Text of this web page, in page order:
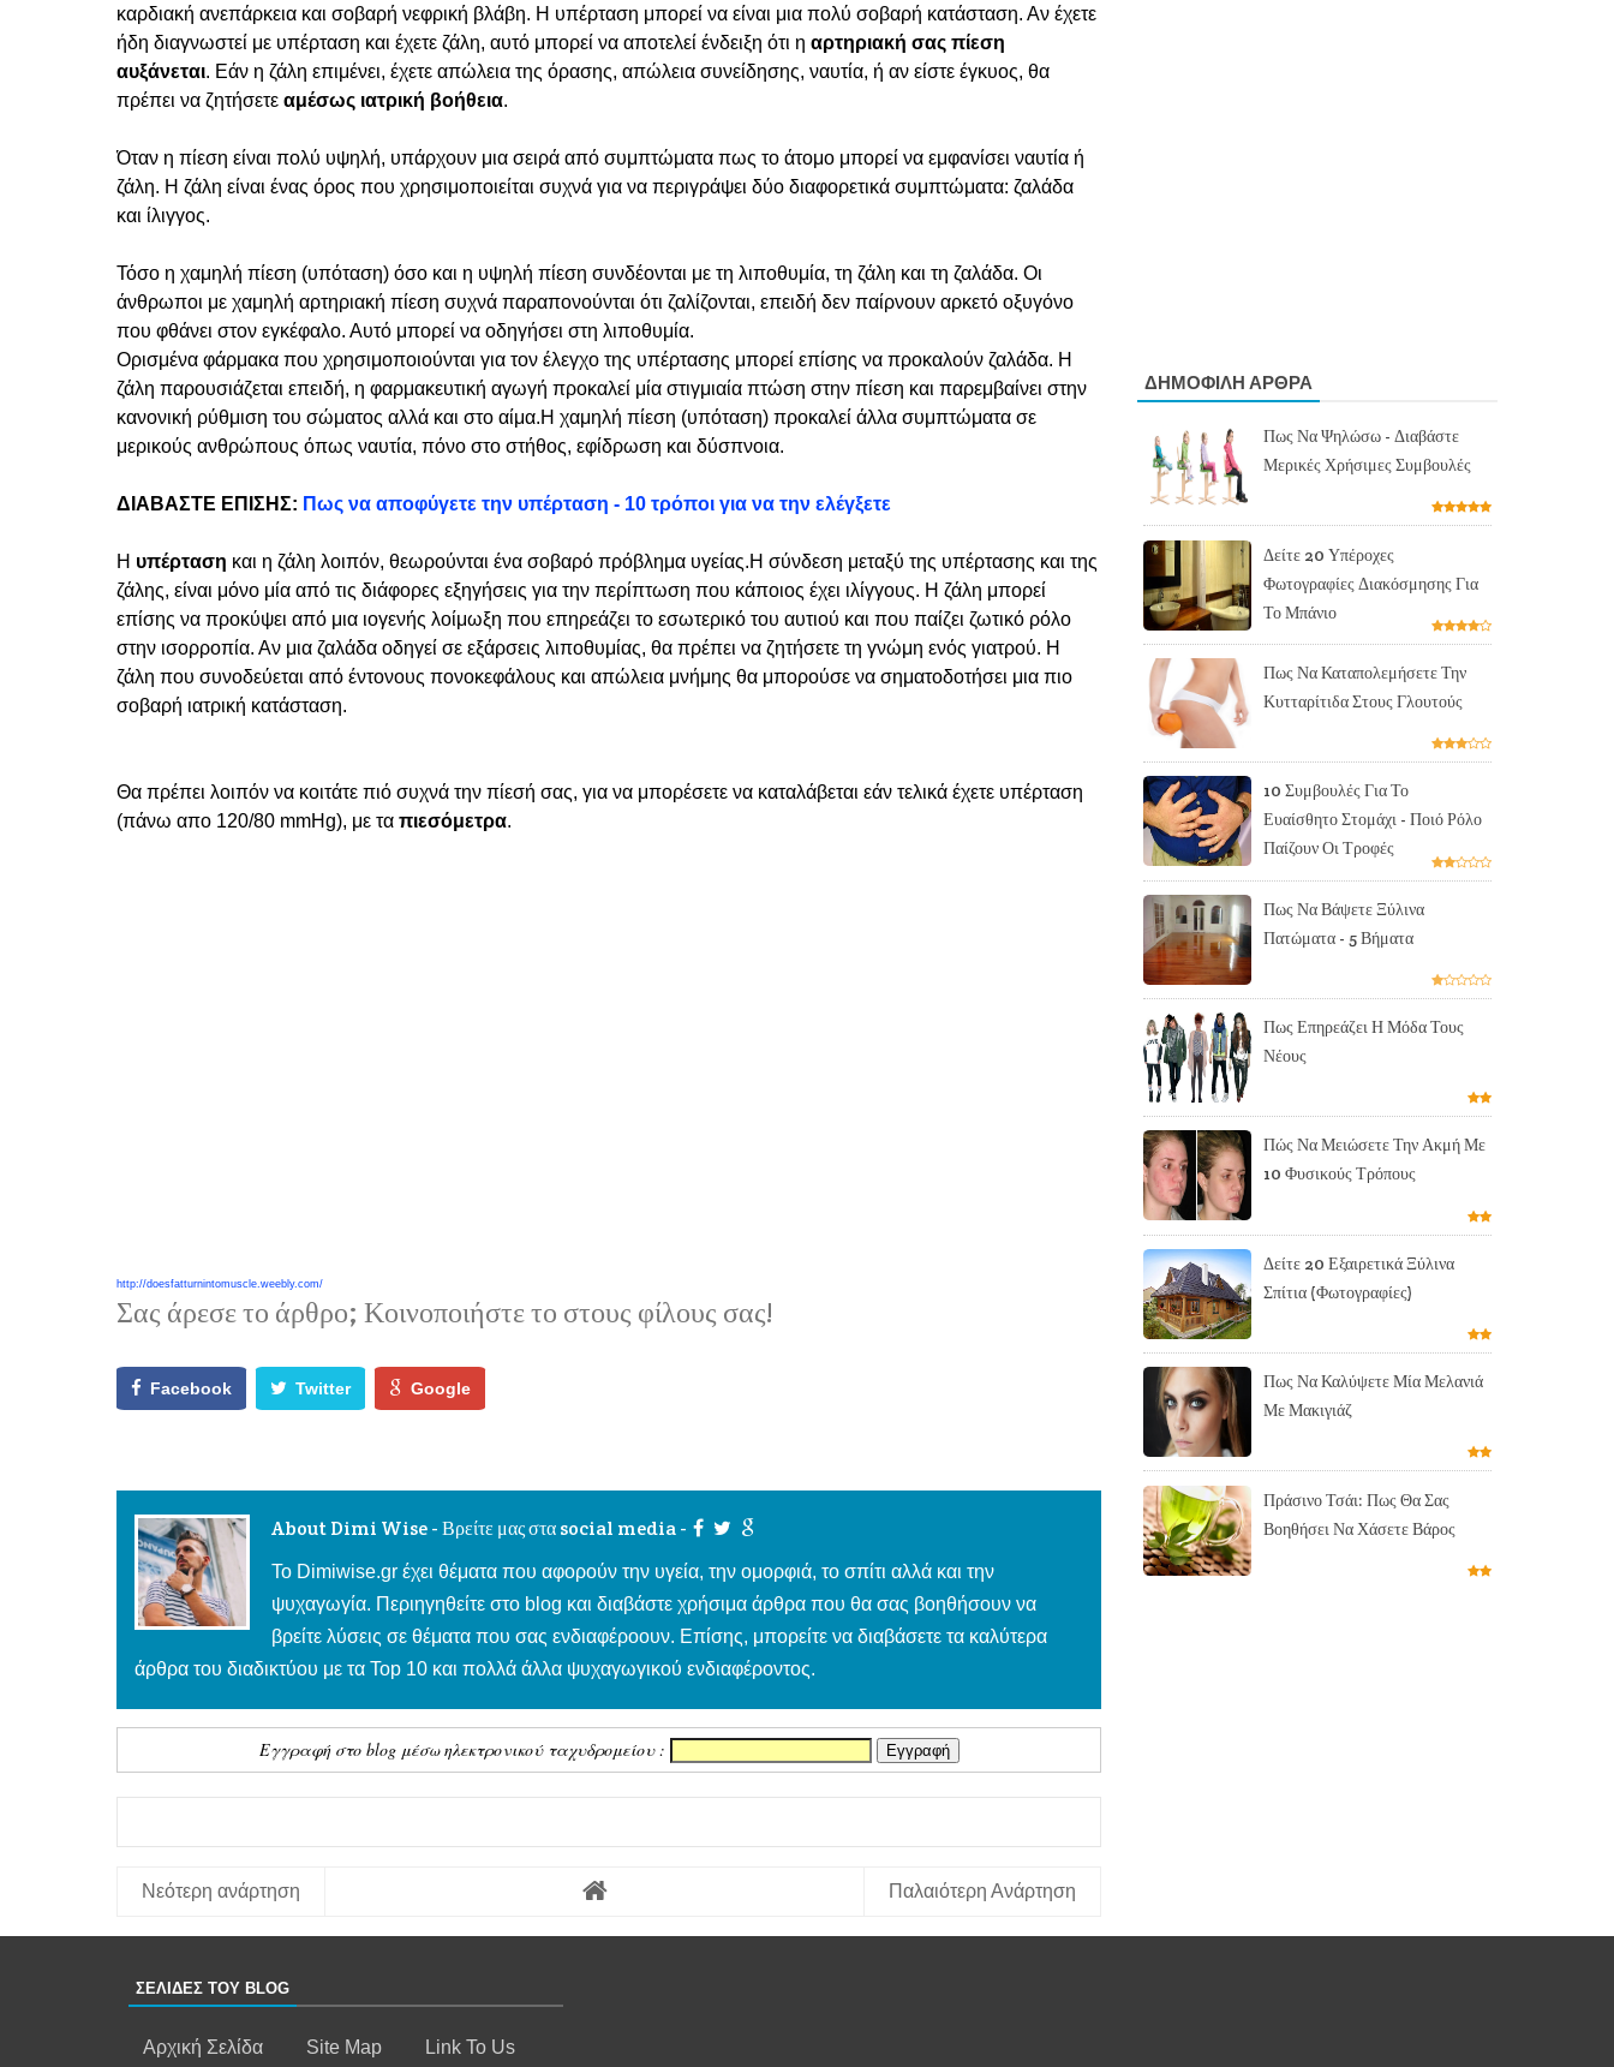
καρδιακή ανεπάρκεια και σοβαρή νεφρική βλάβη. Η υπέρταση μπορεί να είναι μια πολύ σοβαρή κατάσταση. Αν έχετε
ήδη διαγνωστεί με υπέρταση και έχετε ζάλη, αυτό μπορεί να αποτελεί ένδειξη ότι η αρτηριακή σας πίεση
αυξάνεται. Εάν η ζάλη επιμένει, έχετε απώλεια της όρασης, απώλεια συνείδησης, ναυτία, ή αν είστε έγκυος, θα
πρέπει να ζητήσετε αμέσως ιατρική βοήθεια.
Όταν η πίεση είναι πολύ υψηλή, υπάρχουν μια σειρά από συμπτώματα πως το άτομο μπορεί να εμφανίσει ναυτία ή
ζάλη. Η ζάλη είναι ένας όρος που χρησιμοποιείται συχνά για να περιγράψει δύο διαφορετικά συμπτώματα: ζαλάδα
και ίλιγγος.
Τόσο η χαμηλή πίεση (υπόταση) όσο και η υψηλή πίεση συνδέονται με τη λιποθυμία, τη ζάλη και τη ζαλάδα. Οι
άνθρωποι με χαμηλή αρτηριακή πίεση συχνά παραπονούνται ότι ζαλίζονται, επειδή δεν παίρνουν αρκετό οξυγόνο
που φθάνει στον εγκέφαλο. Αυτό μπορεί να οδηγήσει στη λιποθυμία.
Ορισμένα φάρμακα που χρησιμοποιούνται για τον έλεγχο της υπέρτασης μπορεί επίσης να προκαλούν ζαλάδα. Η
ζάλη παρουσιάζεται επειδή, η φαρμακευτική αγωγή προκαλεί μία στιγμιαία πτώση στην πίεση και παρεμβαίνει στην
κανονική ρύθμιση του σώματος αλλά και στο αίμα.Η χαμηλή πίεση (υπόταση) προκαλεί άλλα συμπτώματα σε
μερικούς ανθρώπους όπως ναυτία, πόνο στο στήθος, εφίδρωση και δύσπνοια.
ΔΙΑΒΑΣΤΕ ΕΠΙΣΗΣ: Πως να αποφύγετε την υπέρταση - 10 τρόποι για να την ελέγξετε
Η υπέρταση και η ζάλη λοιπόν, θεωρούνται ένα σοβαρό πρόβλημα υγείας.Η σύνδεση μεταξύ της υπέρτασης και της
ζάλης, είναι μόνο μία από τις διάφορες εξηγήσεις για την περίπτωση που κάποιος έχει ιλίγγους. Η ζάλη μπορεί
επίσης να προκύψει από μια ιογενής λοίμωξη που επηρεάζει το εσωτερικό του αυτιού και που παίζει ζωτικό ρόλο
στην ισορροπία. Αν μια ζαλάδα οδηγεί σε εξάρσεις λιποθυμίας, θα πρέπει να ζητήσετε τη γνώμη ενός γιατρού. Η
ζάλη που συνοδεύεται από έντονους πονοκεφάλους και απώλεια μνήμης θα μπορούσε να σηματοδοτήσει μια πιο
σοβαρή ιατρική κατάσταση.
Θα πρέπει λοιπόν να κοιτάτε πιό συχνά την πίεσή σας, για να μπορέσετε να καταλάβεται εάν τελικά έχετε υπέρταση
(πάνω απο 120/80 mmHg), με τα πιεσόμετρα.
http://doesfatturnintomuscle.weebly.com/
Σας άρεσε το άρθρο; Κοινοποιήστε το στους φίλους σας!
Facebook Twitter Google
About Dimi Wise - Βρείτε μας στα social media -
To Dimiwise.gr έχει θέματα που αφορούν την υγεία, την ομορφιά, το σπίτι αλλά και την
ψυχαγωγία. Περιηγηθείτε στο blog και διαβάστε χρήσιμα άρθρα που θα σας βοηθήσουν να
βρείτε λύσεις σε θέματα που σας ενδιαφέροουν. Επίσης, μπορείτε να διαβάσετε τα καλύτερα
άρθρα του διαδικτύου με τα Top 10 και πολλά άλλα ψυχαγωγικού ενδιαφέροντος.
Εγγραφή στο blog μέσω ηλεκτρονικού ταχυδρομείου :
Νεότερη ανάρτηση Παλαιότερη Ανάρτηση
ΔΗΜΟΦΙΛΗ ΑΡΘΡΑ
Πως Να Ψηλώσω - Διαβάστε
Μερικές Χρήσιμες Συμβουλές
Δείτε 20 Υπέροχες
Φωτογραφίες Διακόσμησης Για
Το Μπάνιο
Πως Να Καταπολεμήσετε Την
Κυτταρίτιδα Στους Γλουτούς
10 Συμβουλές Για Το
Ευαίσθητο Στομάχι - Ποιό Ρόλο
Παίζουν Οι Τροφές
Πως Να Βάψετε Ξύλινα
Πατώματα - 5 Βήματα
Πως Επηρεάζει Η Μόδα Τους
Νέους
Πώς Να Μειώσετε Την Ακμή Με
10 Φυσικούς Τρόπους
Δείτε 20 Εξαιρετικά Ξύλινα
Σπίτια (Φωτογραφίες)
Πως Να Καλύψετε Μία Μελανιά
Με Μακιγιάζ
Πράσινο Τσάι: Πως Θα Σας
Βοηθήσει Να Χάσετε Βάρος
ΣΕΛΙΔΕΣ ΤΟΥ BLOG
Αρχική Σελίδα Site Map Link To Us